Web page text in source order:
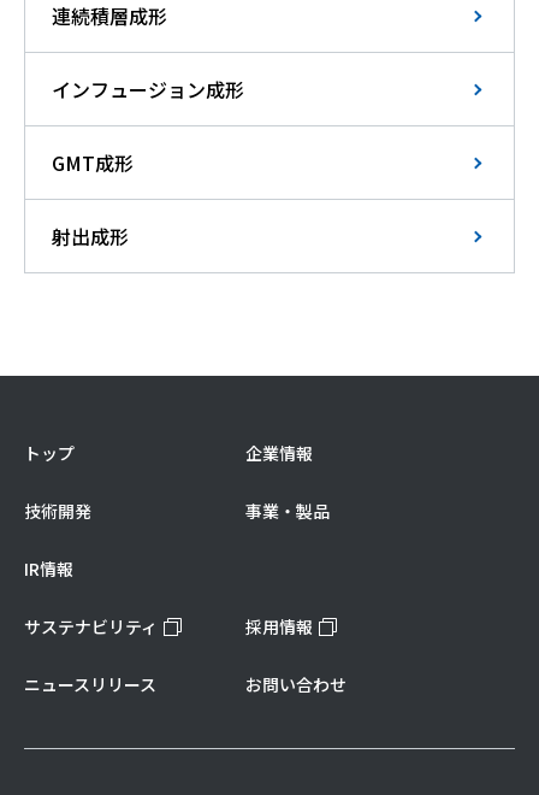
連続積層成形
インフュージョン成形
GMT成形
射出成形
トップ 企業情報
技術開発 事業・製品
IR情報
サステナビリティ 採用情報
ニュースリリース お問い合わせ